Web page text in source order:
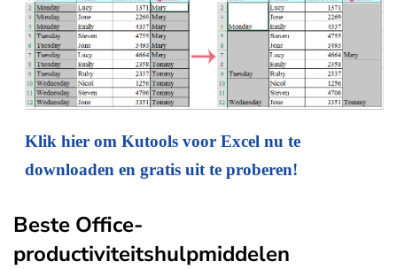
Klik hier om Kutools voor Excel nu te
downloaden en gratis uit te proberen!
Beste Office-
productiviteitshulpmiddelen